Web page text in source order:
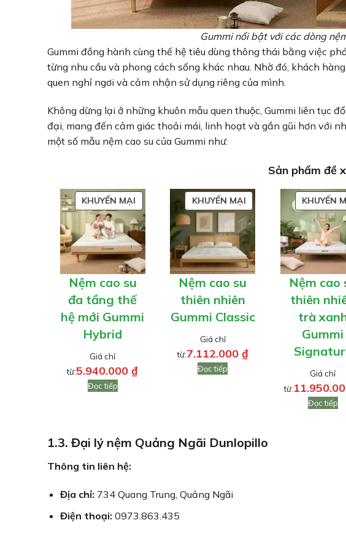
Gummi nổi bật với các dòng
Gummi đồng hành cùng thế hệ tiêu dùng thông thái bằng việc
từng nhu cầu và phong cách sống khác nhau. Nhờ đó, khách
quen nghỉ ngơi và cảm nhận sử dụng riêng của mình.
Không dừng lại ở những khuôn mẫu quen thuộc, Gummi liên tục
đại, mang đến cảm giác thoải mái, linh hoạt và gần gũi hơn với
một số mẫu nệm cao su của Gummi như:
Sản phẩm đề
KHUYẾN MẠI
PHẨM
ĐANG
GIẢM
GIÁ
Nệm cao su
đa tầng thế
hệ mới Gummi
Hybrid
Giá chỉ
từ:5.940.000 ₫
Đọc tiếp
KHUYẾN MẠISẢN
PHẨM
ĐANG
GIẢM
GIÁ
Nệm cao su
thiên nhiên
Gummi Classic
Giá chỉ
từ:7.112.000 ₫
Đọc tiếp
KHUYẾN
Nệm cao
thiên
trà
Gummi
Giá chỉ
từ:
Đọc tiếp
1.3. Đại lý nệm Quảng Ngãi Dunlopillo
Thông tin liên hệ:
Địa chỉ: 734 Quang Trung, Quảng Ngãi
Điện thoại: 0973.863.435